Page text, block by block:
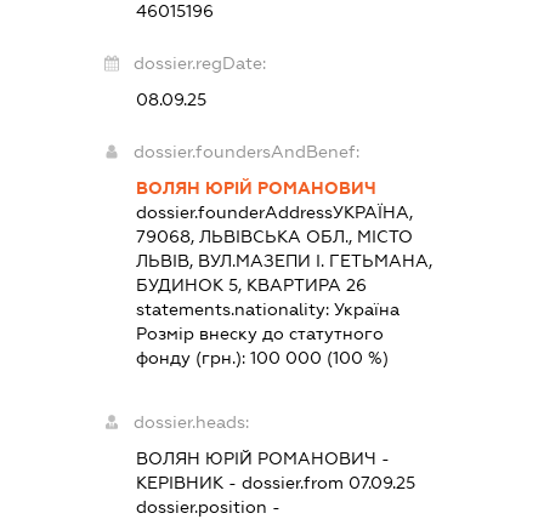
46015196
dossier.regDate:
08.09.25
dossier.foundersAndBenef:
ВОЛЯН ЮРІЙ РОМАНОВИЧ
dossier.founderAddressУКРАЇНА,
79068, ЛЬВІВСЬКА ОБЛ., МІСТО
ЛЬВІВ, ВУЛ.МАЗЕПИ І. ГЕТЬМАНА,
БУДИНОК 5, КВАРТИРА 26
statements.nationality: Україна
Розмір внеску до статутного
фонду (грн.): 100 000 (100 %)
dossier.heads:
ВОЛЯН ЮРІЙ РОМАНОВИЧ -
КЕРІВНИК- dossier.from 07.09.25
dossier.position -